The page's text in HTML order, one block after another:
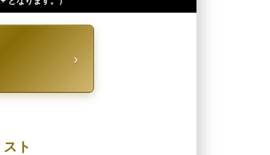
›
ト